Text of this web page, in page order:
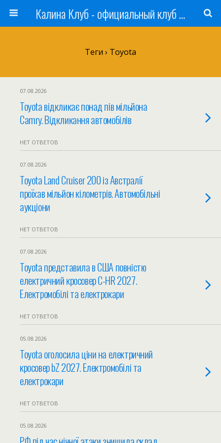
Калина Клуб - официальный клуб ЛАДА
Теги › Toyota
07.08.2026
Toyota відкликає понад пів мільйона
Camry. Відкликання автомобілів
НЕТ ОТВЕТОВ
07.08.2026
Toyota Land Cruiser 200 із Австралії
проїхав мільйон кілометрів. Автомобільні
аукціони
НЕТ ОТВЕТОВ
07.08.2026
Toyota представила в США повністю
електричний кросовер C-HR 2027.
Електромобілі та електрокари
НЕТ ОТВЕТОВ
05.08.2026
Toyota оголосила ціни на електричний
кросовер bZ 2027. Електромобілі та
електрокари
НЕТ ОТВЕТОВ
05.08.2026